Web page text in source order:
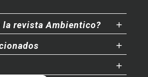
la revista Ambientico?